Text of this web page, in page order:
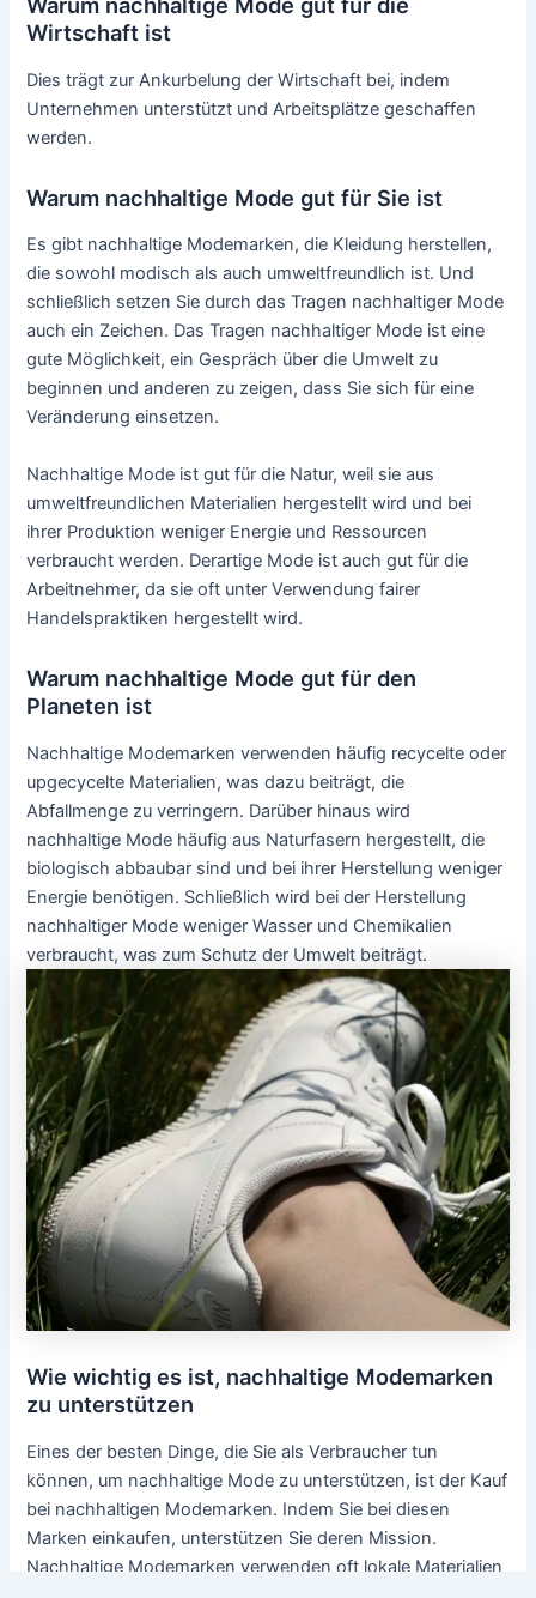
Wirtschaft ist
Dies trägt zur Ankurbelung der Wirtschaft bei, indem
Unternehmen unterstützt und Arbeitsplätze geschaffen
werden.
Warum nachhaltige Mode gut für Sie ist
Es gibt nachhaltige Modemarken, die Kleidung herstellen,
die sowohl modisch als auch umweltfreundlich ist. Und
schließlich setzen Sie durch das Tragen nachhaltiger Mode
auch ein Zeichen. Das Tragen nachhaltiger Mode ist eine
gute Möglichkeit, ein Gespräch über die Umwelt zu
beginnen und anderen zu zeigen, dass Sie sich für eine
Veränderung einsetzen.
Nachhaltige Mode ist gut für die Natur, weil sie aus
umweltfreundlichen Materialien hergestellt wird und bei
ihrer Produktion weniger Energie und Ressourcen
verbraucht werden. Derartige Mode ist auch gut für die
Arbeitnehmer, da sie oft unter Verwendung fairer
Handelspraktiken hergestellt wird.
Warum nachhaltige Mode gut für den
Planeten ist
Nachhaltige Modemarken verwenden häufig recycelte oder
upgecycelte Materialien, was dazu beiträgt, die
Abfallmenge zu verringern. Darüber hinaus wird
nachhaltige Mode häufig aus Naturfasern hergestellt, die
biologisch abbaubar sind und bei ihrer Herstellung weniger
Energie benötigen. Schließlich wird bei der Herstellung
nachhaltiger Mode weniger Wasser und Chemikalien
verbraucht, was zum Schutz der Umwelt beiträgt.
Wie wichtig es ist, nachhaltige Modemarken
zu unterstützen
Eines der besten Dinge, die Sie als Verbraucher tun
können, um nachhaltige Mode zu unterstützen, ist der Kauf
bei nachhaltigen Modemarken. Indem Sie bei diesen
Marken einkaufen, unterstützen Sie deren Mission.
Nachhaltige Modemarken verwenden oft lokale Materialien